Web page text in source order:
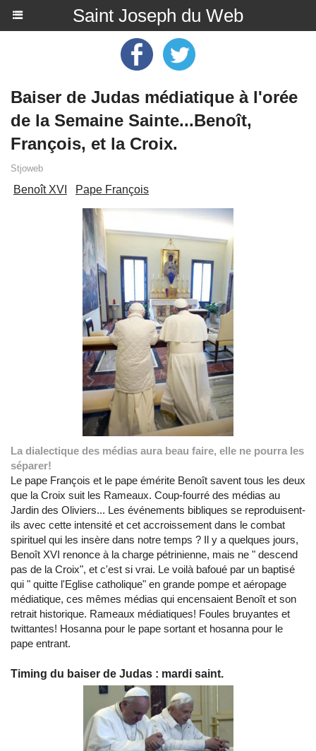
Saint Joseph du Web
Baiser de Judas médiatique à l'orée
de la Semaine Sainte...Benoît,
François, et la Croix.
Stjoweb
Benoît XVI Pape François
La dialectique des médias aura beau faire, elle ne pourra les
séparer!
Le pape François et le pape émérite Benoît savent tous les deux
que la Croix suit les Rameaux. Coup-fourré des médias au
Jardin des Oliviers... Les événements bibliques se reproduisent-
ils avec cette intensité et cet accroissement dans le combat
spirituel qui les insère dans notre temps ? Il y a quelques jours,
Benoît XVI renonce à la charge pétrinienne, mais ne " descend
pas de la Croix", et c'est si vrai. Le voilà bafoué par un baptisé
qui " quitte l'Eglise catholique" en grande pompe et aéropage
médiatique, ces mêmes médias qui encensaient Benoît et son
retrait historique. Rameaux médiatiques! Foules bruyantes et
twittantes! Hosanna pour le pape sortant et hosanna pour le
pape entrant.
Timing du baiser de Judas : mardi saint.